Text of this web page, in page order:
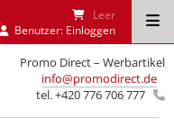
Promo Direct – Werbartikel
info@promodirect.de
tel. +420 776 706 777
Leer
Benutzer: Einloggen